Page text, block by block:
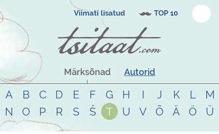
Viimati lisatud TOP 10
Märksõnad Autorid
A B C D E F G H I J K L
M
N
O P R S Š T U V Õ Ä Ö Ü